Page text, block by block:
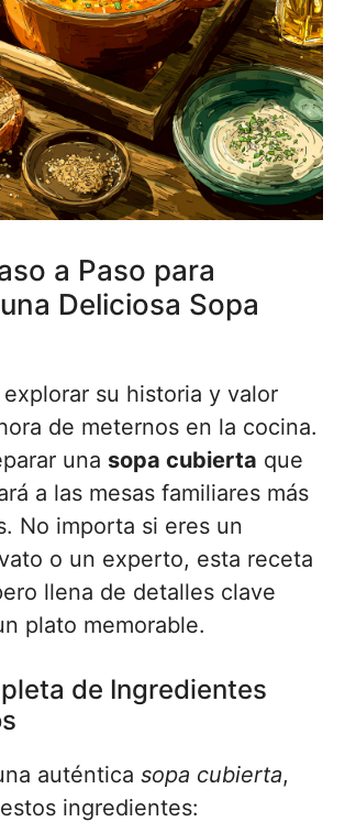
a Paso para
Deliciosa Sopa
su historia y valor
de meternos en la cocina.
una sopa cubierta que
a las mesas familiares más
No importa si eres un
o un experto, esta receta
llena de detalles clave
plato memorable.
de Ingredientes
auténtica sopa cubierta,
ingredientes: